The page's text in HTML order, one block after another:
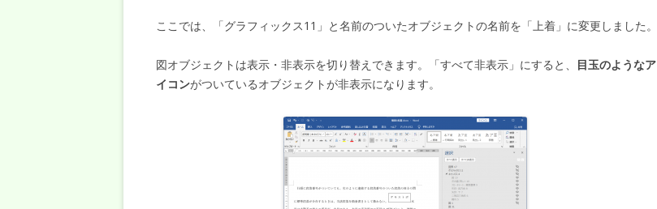
ここでは、「グラフィックス11」と名前のついたオブジェクトの名前を「上着」に変更しました。
図オブジェクトは表示・非表示を切り替えできます。「すべて非表示」にすると、
目玉のようなア
イコンがついているオブジェクトが非表示になります。